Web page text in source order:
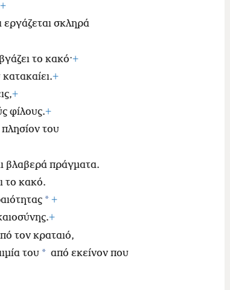
+
εργάζεται σκληρά
το κακό·+
+
+
φίλους.+
του
βλαβερά πράγματα.
το κακό.
* +
+
τον κραταιό,
του * από εκείνον που